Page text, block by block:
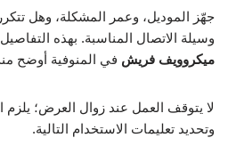
جهّز الموديل، وعمر المشكلة، وهل
وسيلة الاتصال المناسبة. بهذه
ميكروويف فريش في المنوفية أوضح
لا يتوقف العمل عند زوال العرض؛ يلزم
وتحديد تعليمات الاستخدام التالية.